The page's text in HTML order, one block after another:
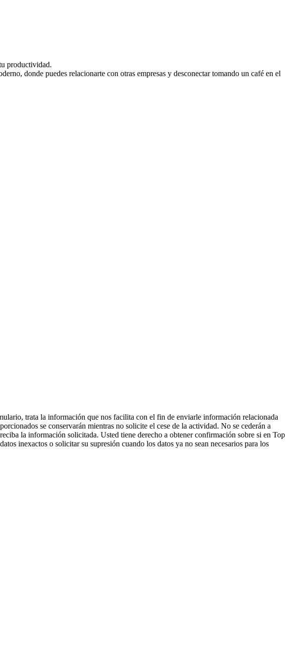
productividad.
donde puedes relacionarte con otras empresas y desconectar tomando un café en el
trata la información que nos facilita con el fin de enviarle información relacionada
se conservarán mientras no solicite el cese de la actividad. No se cederán a
la información solicitada. Usted tiene derecho a obtener confirmación sobre si en Top
inexactos o solicitar su supresión cuando los datos ya no sean necesarios para los